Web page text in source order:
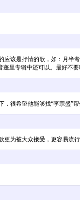
该是抒情的歌，如：月
里专辑中还可以。最好不
很希望他能够找“李宗盛”帮
为被大众接受，更容易流